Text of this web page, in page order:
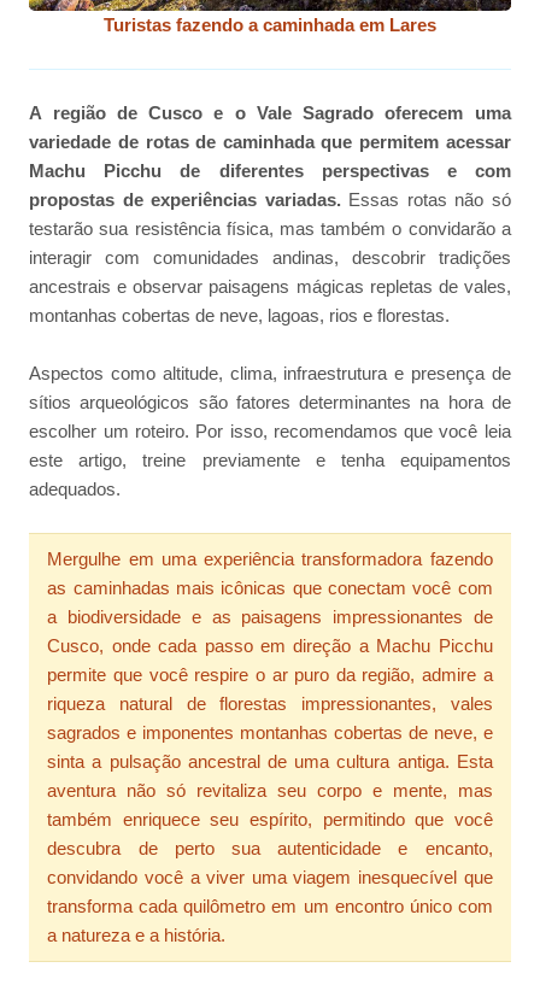
Turistas fazendo a caminhada em Lares
A região de Cusco e o Vale Sagrado oferecem uma
variedade de rotas de caminhada que permitem acessar
Machu Picchu de diferentes perspectivas e com
propostas de experiências variadas.Essas rotas não só
testarão sua resistência física, mas também o convidarão a
interagir com comunidades andinas, descobrir tradições
ancestrais e observar paisagens mágicas repletas de vales,
montanhas cobertas de neve, lagoas, rios e florestas.
Aspectos como altitude, clima, infraestrutura e presença de
sítios arqueológicos são fatores determinantes na hora de
escolher um roteiro. Por isso, recomendamos que você leia
este artigo, treine previamente e tenha equipamentos
adequados.
Mergulhe em uma experiência transformadora fazendo
as caminhadas mais icônicas que conectam você com
a biodiversidade e as paisagens impressionantes de
Cusco, onde cada passo em direção a Machu Picchu
permite que você respire o ar puro da região, admire a
riqueza natural de florestas impressionantes, vales
sagrados e imponentes montanhas cobertas de neve, e
sinta a pulsação ancestral de uma cultura antiga. Esta
aventura não só revitaliza seu corpo e mente, mas
também enriquece seu espírito, permitindo que você
descubra de perto sua autenticidade e encanto,
convidando você a viver uma viagem inesquecível que
transforma cada quilômetro em um encontro único com
a natureza e a história.